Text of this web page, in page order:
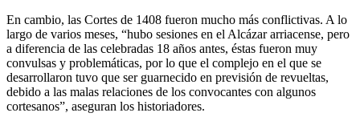
En cambio, las Cortes de 1408 fueron mucho más conflictivas. A lo
largo de varios meses, “hubo sesiones en el Alcázar arriacense, pero
a diferencia de las celebradas 18 años antes, éstas fueron muy
convulsas y problemáticas, por lo que el complejo en el que se
desarrollaron tuvo que ser guarnecido en previsión de revueltas,
debido a las malas relaciones de los convocantes con algunos
cortesanos”, aseguran los historiadores.